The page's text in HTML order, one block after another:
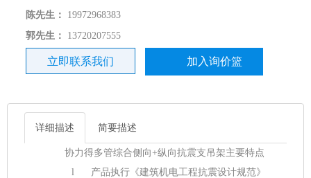
陈先生：
19972968383
郭先生：
13720207555
立即联系我们 加入询价篮
详细描述 简要描述
协力得多管综合侧向+纵向抗震支吊架主要特点
l
产品执行《建筑机电工程抗震设计规范》